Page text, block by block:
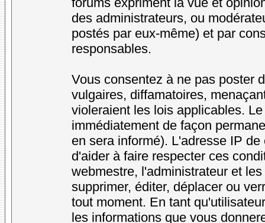
des administrateurs, ou
postés par eux-même) et par
responsables.
Vous consentez à ne pas poster
vulgaires, diffamatoires,
violeraient les lois applicables.
immédiatement de façon
en sera informé). L'adresse IP
d'aider à faire respecter ces
webmestre, l'administrateur et
supprimer, éditer, déplacer ou
tout moment. En tant
les informations que vous